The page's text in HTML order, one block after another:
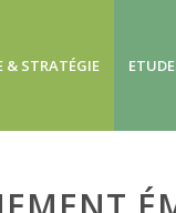
& STRATÉGIE